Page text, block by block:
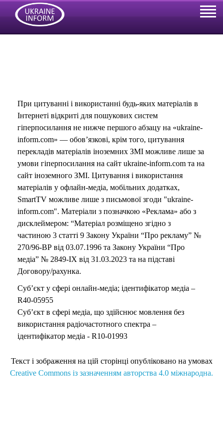
При цитуванні і використанні будь-яких матеріалів в
Інтернеті відкриті для пошукових систем
гіперпосилання не нижче першого абзацу на «ukraine-
inform.com» — обов’язкові, крім того, цитування
перекладів матеріалів іноземних ЗМІ можливе лише за
умови гіперпосилання на сайт ukraine-inform.com та на
сайт іноземного ЗМІ. Цитування і використання
матеріалів у офлайн-медіа, мобільних додатках,
SmartTV можливе лише з письмової згоди "ukraine-
inform.com". Матеріали з позначкою «Реклама» або з
дисклеймером: “Матеріал розміщено згідно з
частиною 3 статті 9 Закону України “Про рекламу” №
270/96-ВР від 03.07.1996 та Закону України “Про
медіа” № 2849-IX від 31.03.2023 та на підставі
Договору/рахунка.
Суб’єкт у сфері онлайн-медіа; ідентифікатор медіа –
R40-05955
Суб’єкт в сфері медіа, що здійснює мовлення без
використання радіочастотного спектра –
ідентифікатор медіа - R10-01993
Текст і зображення на цій сторінці опубліковано на умовах
Creative Commons із зазначенням авторства 4.0 міжнародна.